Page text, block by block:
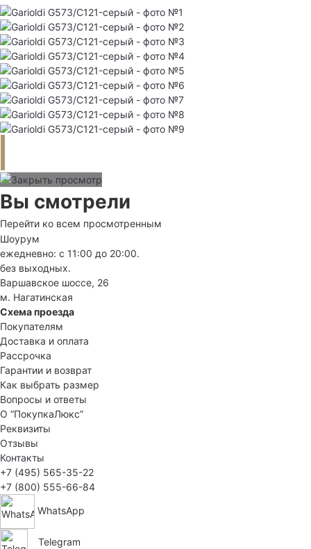
Вы смотрели
Перейти ко всем просмотренным
Шоурум
ежедневно: с 11:00 до 20:00.
без выходных.
Варшавское шоссе, 26
м. Нагатинская
Схема проезда
Покупателям
Доставка и оплата
Рассрочка
Гарантии и возврат
Как выбрать размер
Вопросы и ответы
О “ПокупкаЛюкс”
Реквизиты
Отзывы
Контакты
+7 (495) 565-35-22
+7 (800) 555-66-84
WhatsApp
Telegram